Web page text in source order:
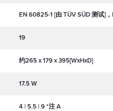
EN 60825-1 [由 TÜV SÜD 测试]
19
约265 x 179 x 395[WxHxD]
17.5 W
4 | 5.5 | 9 *注 A